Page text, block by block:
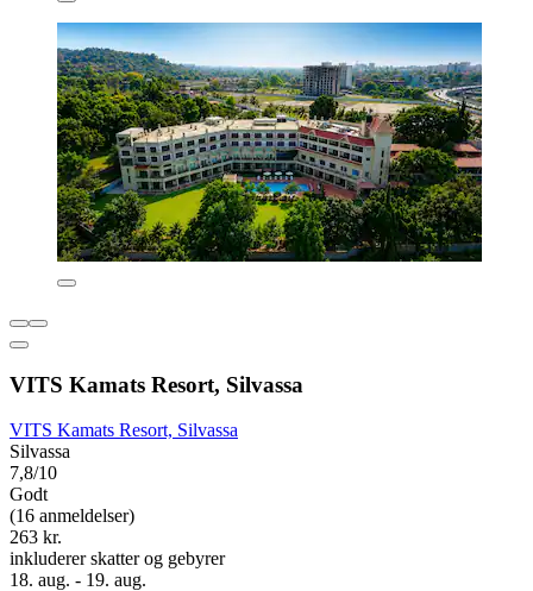
VITS Kamats Resort, Silvassa
VITS Kamats Resort, Silvassa
Silvassa
7,8/10
Godt
(16 anmeldelser)
263 kr.
inkluderer skatter og gebyrer
18. aug. - 19. aug.